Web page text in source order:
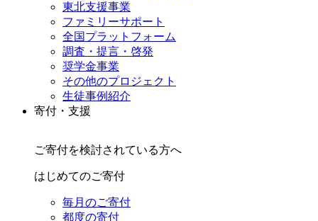
東北支援事業
ファミリーサポート
全国プラットフォーム
調査・提言・啓発
奨学金事業
その他のプロジェクト
生徒事例紹介
寄付・支援
ご寄付を検討されている方へ
はじめてのご寄付
毎月のご寄付
都度の寄付